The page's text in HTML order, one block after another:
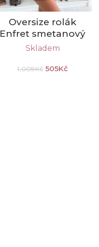
Oversize rolák
Enfret smetanový
1,009Kč 505Kč
Skladem